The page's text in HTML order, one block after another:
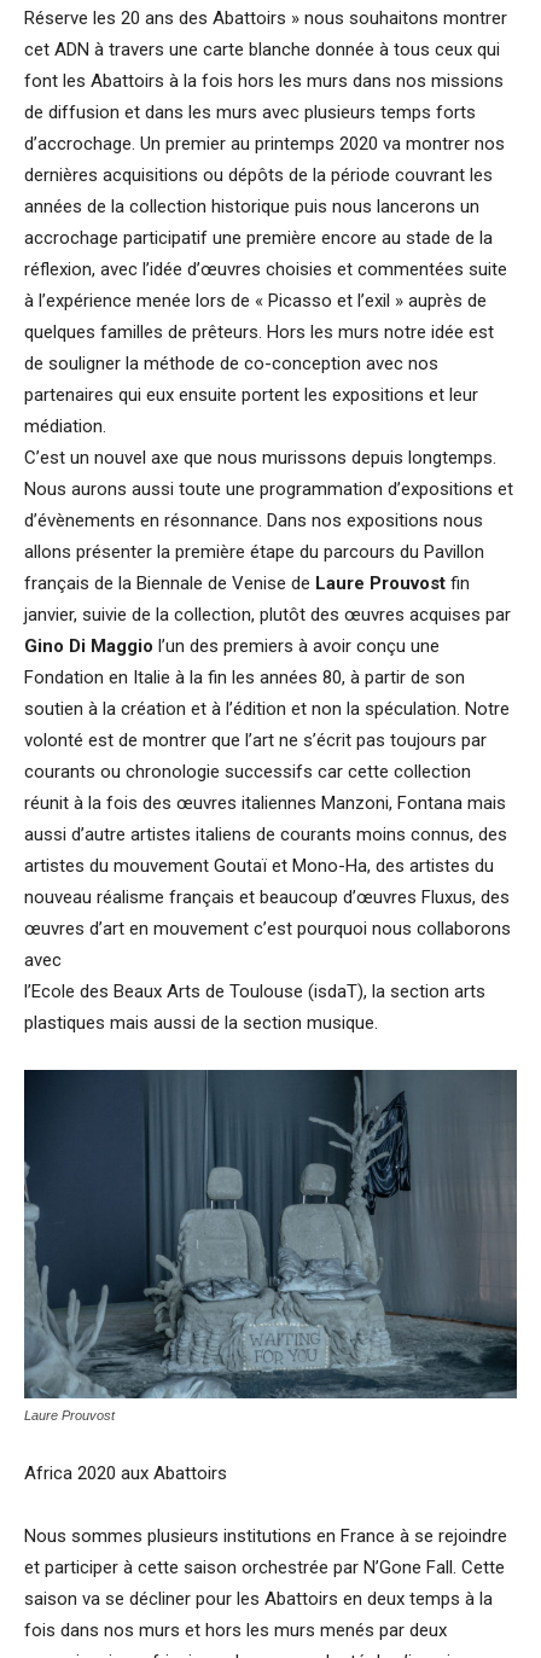
Réserve les 20 ans des Abattoirs » nous souhaitons montrer
cet ADN à travers une carte blanche donnée à tous ceux qui
font les Abattoirs à la fois hors les murs dans nos missions
de diffusion et dans les murs avec plusieurs temps forts
d’accrochage. Un premier au printemps 2020 va montrer nos
dernières acquisitions ou dépôts de la période couvrant les
années de la collection historique puis nous lancerons un
accrochage participatif une première encore au stade de la
réflexion, avec l’idée d’œuvres choisies et commentées suite
à l’expérience menée lors de « Picasso et l’exil » auprès de
quelques familles de prêteurs. Hors les murs notre idée est
de souligner la méthode de co-conception avec nos
partenaires qui eux ensuite portent les expositions et leur
médiation.
C’est un nouvel axe que nous murissons depuis longtemps.
Nous aurons aussi toute une programmation d’expositions et
d’évènements en résonnance. Dans nos expositions nous
allons présenter la première étape du parcours du Pavillon
français de la Biennale de Venise de Laure Prouvost fin
janvier, suivie de la collection, plutôt des œuvres acquises par
Gino Di Maggio l’un des premiers à avoir conçu une
Fondation en Italie à la fin les années 80, à partir de son
soutien à la création et à l’édition et non la spéculation. Notre
volonté est de montrer que l’art ne s’écrit pas toujours par
courants ou chronologie successifs car cette collection
réunit à la fois des œuvres italiennes Manzoni, Fontana mais
aussi d’autre artistes italiens de courants moins connus, des
artistes du mouvement Goutaï et Mono-Ha, des artistes du
nouveau réalisme français et beaucoup d’œuvres Fluxus, des
œuvres d’art en mouvement c’est pourquoi nous collaborons
avec
l’Ecole des Beaux Arts de Toulouse (isdaT), la section arts
plastiques mais aussi de la section musique.
Laure Prouvost
Africa 2020 aux Abattoirs
Nous sommes plusieurs institutions en France à se rejoindre
et participer à cette saison orchestrée par N’Gone Fall. Cette
saison va se décliner pour les Abattoirs en deux temps à la
fois dans nos murs et hors les murs menés par deux